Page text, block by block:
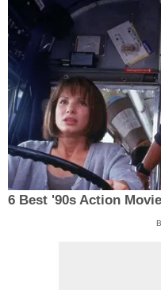
6 Best '90s Action